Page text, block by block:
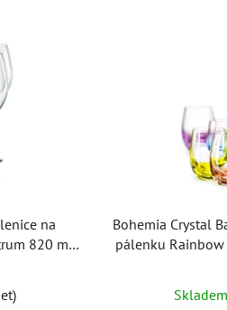
na
820 ml
Bohemia Crystal
pálenku
Skladem